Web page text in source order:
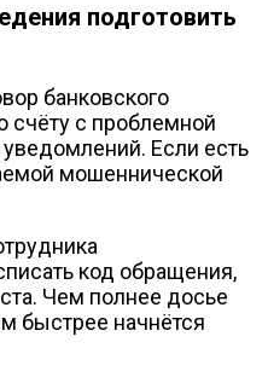
подготовить
банковского
счёту с проблемной
Если есть
мошеннической
код обращения,
Чем полнее досье
быстрее начнётся